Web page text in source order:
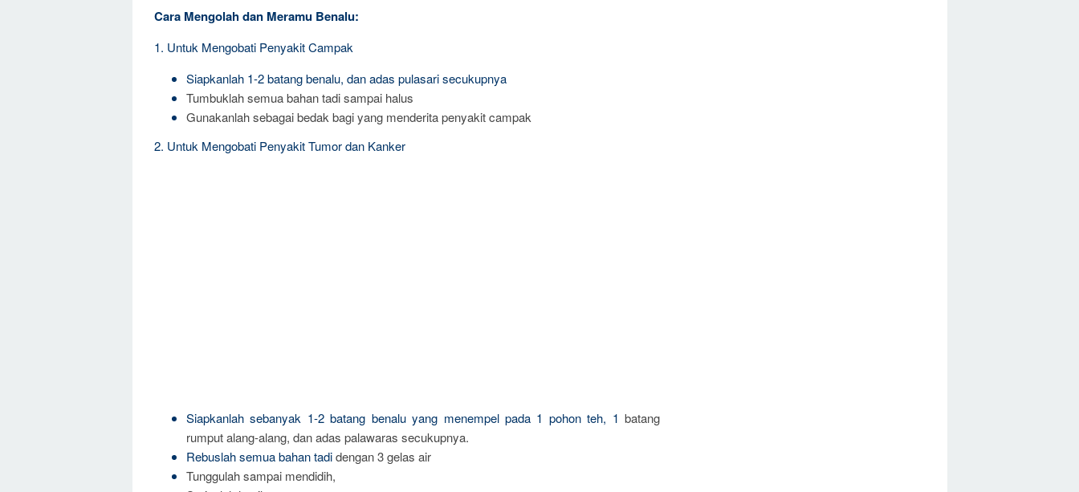
Cara Mengolah dan Meramu Benalu:
1. Untuk Mengobati Penyakit Campak
Siapkanlah 1-2 batang benalu, dan adas pulasari secukupnya
Tumbuklah semua bahan tadi sampai halus
Gunakanlah sebagai bedak bagi yang menderita penyakit campak
2. Untuk Mengobati Penyakit Tumor dan Kanker
Siapkanlah sebanyak 1-2 batang benalu yang menempel pada 1 pohon teh, 1 batang
rumput alang-alang, dan adas palawaras secukupnya.
Rebuslah semua bahan tadidengan 3 gelas air
Tunggulah sampai mendidih,